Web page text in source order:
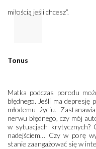
miłością jeśli chcesz”.
Tonus
Matka podczas porodu
błędnego. Jeśli ma depresję
młodemu życiu.
nerwu błędnego, czy mój
w sytuacjach krytycznych?
nadejściem… Czy w porę
stanie zaangażować się w